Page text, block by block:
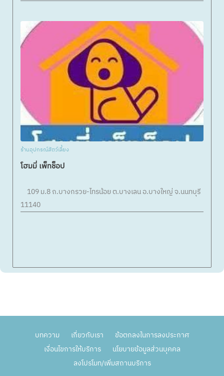
ร้านอุปกรณ์สัตว์เลี้ยง
โฮมมี่ เพ็ทช็อป
109 ม.8 ถ.บางกรวย-ไทรน้อย ต.บางเลน อ.บางใหญ่ จ.นนทบุรี
11140
บทความ เกี่ยวกับเรา
ข้อตกลงในการลงประกาศ
เงื่อนไขการให้บริการ
นโยบายข้อมูลส่วนบุคคล
ลงโปรโมท/เพิ่มสถานบริการ